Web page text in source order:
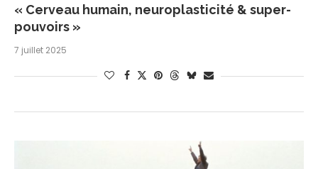
« Cerveau humain, neuroplasticité & super-
pouvoirs »
7 juillet 2025